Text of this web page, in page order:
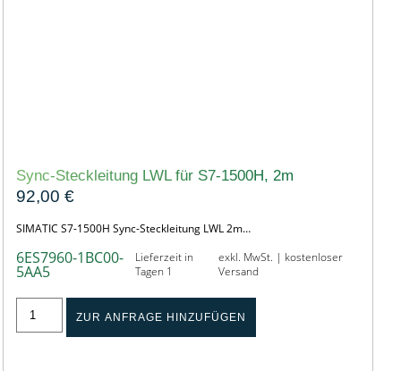
Sync-Steckleitung LWL für S7-1500H, 2m
92,00 €
SIMATIC S7-1500H Sync-Steckleitung LWL 2m…
6ES7960-1BC00-
5AA5
Lieferzeit in
Tagen 1
exkl. MwSt. | kostenloser
Versand
ZUR ANFRAGE HINZUFÜGEN